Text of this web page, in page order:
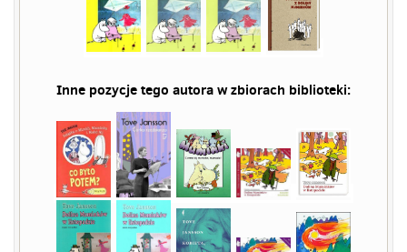
Inne pozycje tego autora w zbiorach biblioteki: